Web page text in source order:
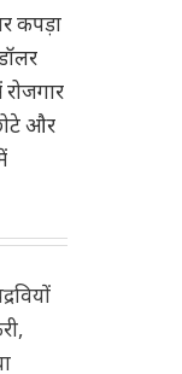
कपड़ा
और